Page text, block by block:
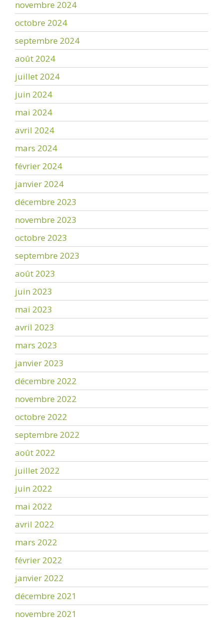
novembre 2024
octobre 2024
septembre 2024
août 2024
juillet 2024
juin 2024
mai 2024
avril 2024
mars 2024
février 2024
janvier 2024
décembre 2023
novembre 2023
octobre 2023
septembre 2023
août 2023
juin 2023
mai 2023
avril 2023
mars 2023
janvier 2023
décembre 2022
novembre 2022
octobre 2022
septembre 2022
août 2022
juillet 2022
juin 2022
mai 2022
avril 2022
mars 2022
février 2022
janvier 2022
décembre 2021
novembre 2021